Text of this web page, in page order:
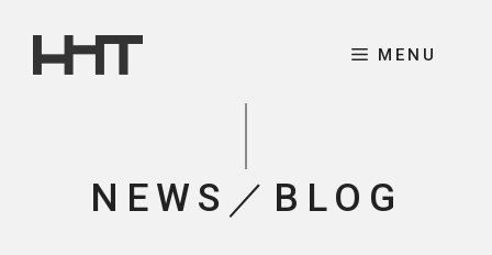
MENU
NEWS／BLOG